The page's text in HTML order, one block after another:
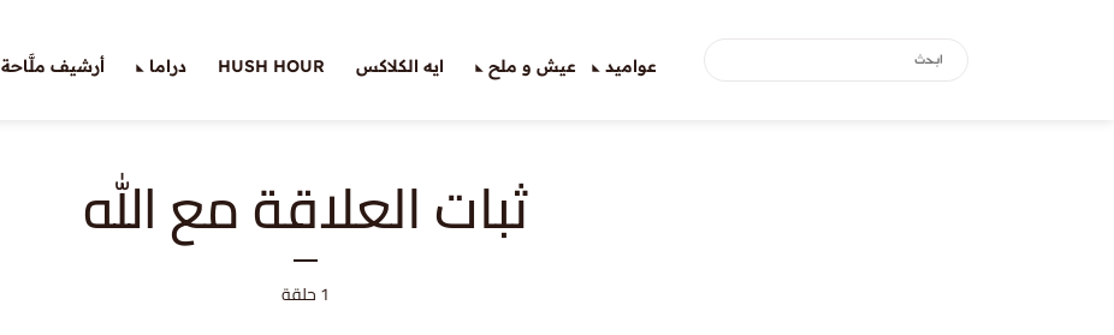
عواميد عيش و ملح ايه الكلاكس HUSH HOUR دراما أرشيف ملَّاحة
ثبات العلاقة مع الله
1 حلقة